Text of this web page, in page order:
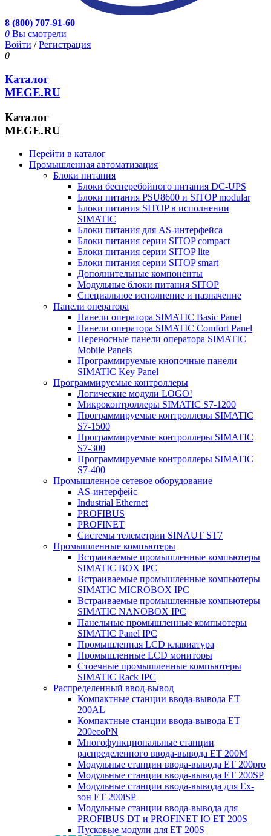
8 (800) 707-91-60
0 Вы смотрели
Войти /Регистрация
0
Каталог
MEGE.RU
Каталог
MEGE.RU
Перейти в каталог
Промышленная автоматизация
Блоки питания
Блоки бесперебойного питания DC-UPS
Блоки питания PSU8600 и SITOP modular
Блоки питания SITOP в исполнении
SIMATIC
Блоки питания для AS-интерфейса
Блоки питания серии SITOP compact
Блоки питания серии SITOP lite
Блоки питания серии SITOP smart
Дополнительные компоненты
Модульные блоки питания SITOP
Специальное исполнение и назначение
Панели оператора
Панели оператора SIMATIC Basic Panel
Панели оператора SIMATIC Comfort Panel
Переносные панели оператора SIMATIC
Mobile Panels
Программируемые кнопочные панели
SIMATIC Key Panel
Программируемые контроллеры
Логические модули LOGO!
Микроконтроллеры SIMATIC S7-1200
Программируемые контроллеры SIMATIC
S7-1500
Программируемые контроллеры SIMATIC
S7-300
Программируемые контроллеры SIMATIC
S7-400
Промышленное сетевое оборудование
AS-интерфейс
Industrial Ethernet
PROFIBUS
PROFINET
Системы телеметрии SINAUT ST7
Промышленные компьютеры
Встраиваемые промышленные компьютеры
SIMATIC BOX IPC
Встраиваемые промышленные компьютеры
SIMATIC MICROBOX IPC
Встраиваемые промышленные компьютеры
SIMATIC NANOBOX IPC
Панельные промышленные компьютеры
SIMATIC Panel IPC
Промышленная LCD клавиатура
Промышленные LCD мониторы
Стоечные промышленные компьютеры
SIMATIC Rack IPC
Распределенный ввод-вывод
Компактные станции ввода-вывода ET
200AL
Компактные станции ввода-вывода ET
200ecoPN
Многофункциональные станции
распределенного ввода-вывода ET 200M
Модульные станции ввода-вывода ET 200pro
Модульные станции ввода-вывода ET 200SP
Модульные станции ввода-вывода для Ex-
зон ET 200iSP
Модульные станции ввода-вывода для
PROFIBUS DT и PROFINET IO ET 200S
Пусковые модули для ET 200S